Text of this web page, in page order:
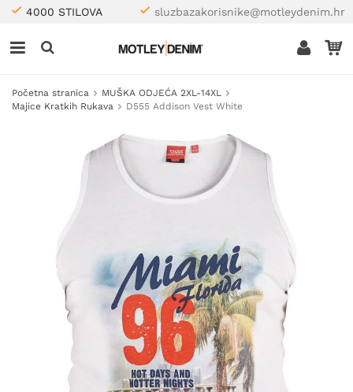
4000 STILOVA sluzbazakorisnike@motleydenim.hr
Početna stranica
MUŠKA ODJEĆA 2XL-14XL
Majice Kratkih Rukava
D555 Addison Vest White